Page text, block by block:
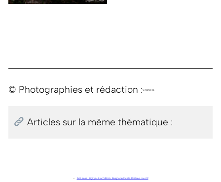
© Photographies et rédaction :Virginie B.
Articles sur la même thématique :
← Sri Lanka . Sigiriya . Lion’s Rock . Baignade locale. Rizières . Jour 12